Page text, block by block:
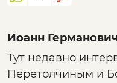
Иоанн Германович
Тут недавно
Перетолчиным и